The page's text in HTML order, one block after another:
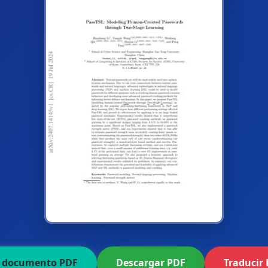
documento PDF Descargar PDF Traducir